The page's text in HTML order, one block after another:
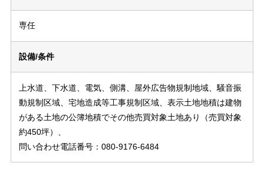
専任
設備/条件
上水道、下水道、電気、側溝、屋外広告物規制地域、騒音振
動規制区域、宅地造成等工事規制区域、表示土地地積は建物
がある土地の公簿地積でその他売買対象土地あり（売買対象
約450坪）、
問い合わせ電話番号：080-9176-6484